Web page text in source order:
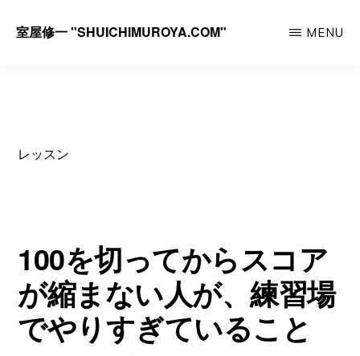
室屋修一 "SHUICHIMUROYA.COM"
ー
一
の
サ
MENU
レッスン
100を切ってからスコア
が縮まない人が、練習場
でやりすぎていること